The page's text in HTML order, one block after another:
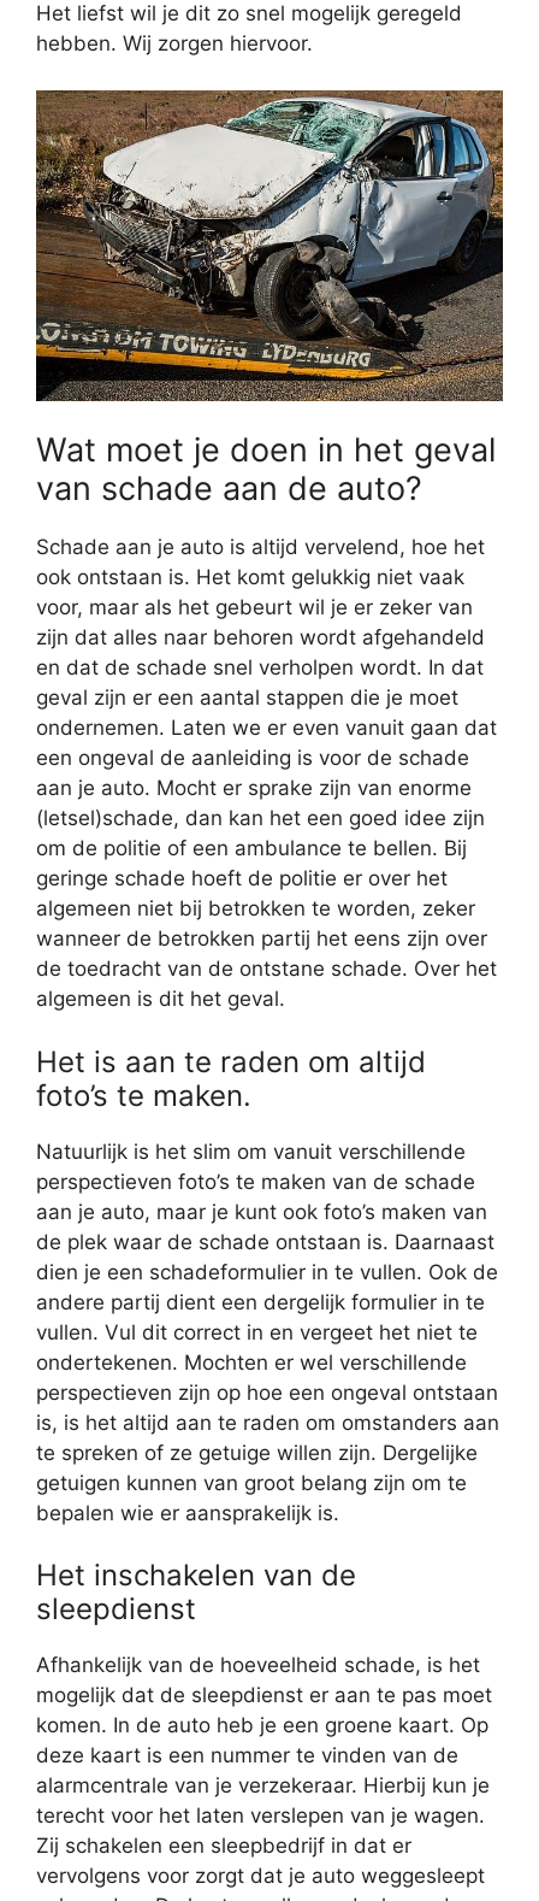
Het liefst wil je dit zo snel mogelijk geregeld
hebben. Wij zorgen hiervoor.
Wat moet je doen in het geval
van schade aan de auto?
Schade aan je auto is altijd vervelend, hoe het
ook ontstaan is. Het komt gelukkig niet vaak
voor, maar als het gebeurt wil je er zeker van
zijn dat alles naar behoren wordt afgehandeld
en dat de schade snel verholpen wordt. In dat
geval zijn er een aantal stappen die je moet
ondernemen. Laten we er even vanuit gaan dat
een ongeval de aanleiding is voor de schade
aan je auto. Mocht er sprake zijn van enorme
(letsel)schade, dan kan het een goed idee zijn
om de politie of een ambulance te bellen. Bij
geringe schade hoeft de politie er over het
algemeen niet bij betrokken te worden, zeker
wanneer de betrokken partij het eens zijn over
de toedracht van de ontstane schade. Over het
algemeen is dit het geval.
Het is aan te raden om altijd
foto’s te maken.
Natuurlijk is het slim om vanuit verschillende
perspectieven foto’s te maken van de schade
aan je auto, maar je kunt ook foto’s maken van
de plek waar de schade ontstaan is. Daarnaast
dien je een schadeformulier in te vullen. Ook de
andere partij dient een dergelijk formulier in te
vullen. Vul dit correct in en vergeet het niet te
ondertekenen. Mochten er wel verschillende
perspectieven zijn op hoe een ongeval ontstaan
is, is het altijd aan te raden om omstanders aan
te spreken of ze getuige willen zijn. Dergelijke
getuigen kunnen van groot belang zijn om te
bepalen wie er aansprakelijk is.
Het inschakelen van de
sleepdienst
Afhankelijk van de hoeveelheid schade, is het
mogelijk dat de sleepdienst er aan te pas moet
komen. In de auto heb je een groene kaart. Op
deze kaart is een nummer te vinden van de
alarmcentrale van je verzekeraar. Hierbij kun je
terecht voor het laten verslepen van je wagen.
Zij schakelen een sleepbedrijf in dat er
vervolgens voor zorgt dat je auto weggesleept